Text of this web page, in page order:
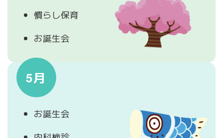
慣らし保育
お誕生会
5月
お誕生会